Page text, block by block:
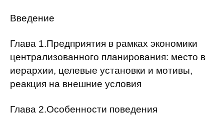
Семинары
Российско-французский семинар
Введение
Глава 1.Предприятия в рамках экономики
централизованного планирования: место в
иерархии, целевые установки и мотивы,
реакция на внешние условия
Глава 2.Особенности поведения